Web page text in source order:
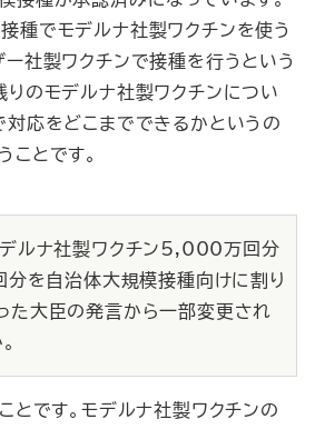
種でモデルナ社製ワクチンを使う
ー社製ワクチンで接種を行うという
りのモデルナ社製ワクチンについ
対応をどこまでできるかというの
ことです。
デルナ社製ワクチン5,000万回分
を自治体大規模接種向けに割り
た大臣の発言から一部変更され
とです。モデルナ社製ワクチンの